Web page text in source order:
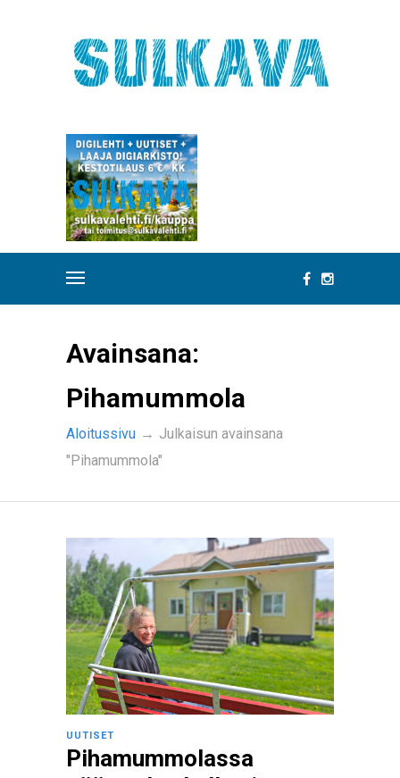
Avainsana:
Pihamummola
Aloitussivu → Julkaisun avainsana
"Pihamummola"
UUTISET
Pihamummolassa